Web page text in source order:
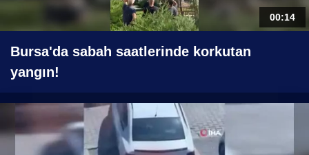
00:14
Bursa'da sabah saatlerinde korkutan
yangın!